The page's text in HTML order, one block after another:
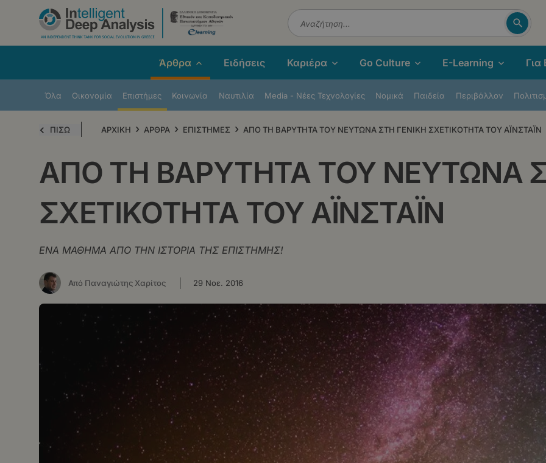
Παράκαμψη
Αναζήτηση
Άρθρα
Όλα Οικονομία Επιστήμες Κοινωνία Ναυτιλία Μedia - Νέες Τεχνολογίες Νομικά Παιδεία Περιβάλλον
Ειδήσεις Καριέρα Go Culture E-Learning Για
ΠΙΣΩ ΑΡΧΙΚΗ › ΑΡΘΡΑ › ΕΠΙΣΤΗΜΕΣ › ΑΠΟ ΤΗ ΒΑΡΥΤΗΤΑ ΤΟΥ ΝΕΥΤΩΝΑ ΣΤΗ ΓΕΝΙΚΗ ΣΧΕΤΙΚΟΤΗΤΑ ΤΟΥ ΑΪΝΣΤΑΪΝ
ΑΠΟ ΤΗ ΒΑΡΥΤΗΤΑ ΤΟΥ ΝΕΥΤΩΝΑ
ΣΧΕΤΙΚΟΤΗΤΑ ΤΟΥ ΑΪΝΣΤΑΪΝ
ΕΝΑ ΜΑΘΗΜΑ ΑΠΟ ΤΗΝ ΙΣΤΟΡΙΑ ΤΗΣ ΕΠΙΣΤΗΜΗΣ!
Από Παναγιώτης Χαρίτος 29 Νοε. 2016